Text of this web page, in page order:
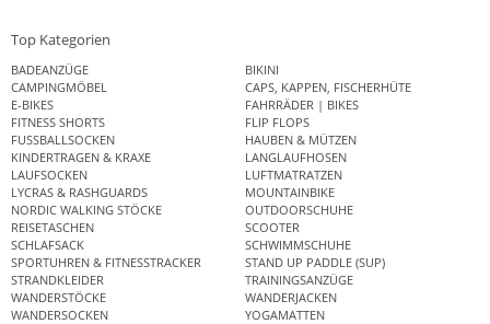
Top Kategorien
BADEANZÜGE
BIKINI
CAMPINGMÖBEL
CAPS, KAPPEN, FISCHERHÜTE
E-BIKES
FAHRRÄDER | BIKES
FITNESS SHORTS
FLIP FLOPS
FUSSBALLSOCKEN
HAUBEN & MÜTZEN
KINDERTRAGEN & KRAXE
LANGLAUFHOSEN
LAUFSOCKEN
LUFTMATRATZEN
LYCRAS & RASHGUARDS
MOUNTAINBIKE
NORDIC WALKING STÖCKE
OUTDOORSCHUHE
REISETASCHEN
SCOOTER
SCHLAFSACK
SCHWIMMSCHUHE
SPORTUHREN & FITNESSTRACKER
STAND UP PADDLE (SUP)
STRANDKLEIDER
TRAININGSANZÜGE
WANDERSTÖCKE
WANDERJACKEN
WANDERSOCKEN
YOGAMATTEN